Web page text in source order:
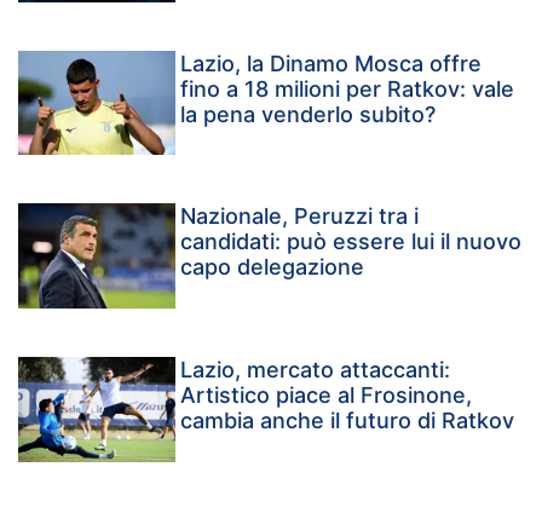
Lazio, la Dinamo Mosca offre
fino a 18 milioni per Ratkov: vale
la pena venderlo subito?
Nazionale, Peruzzi tra i
candidati: può essere lui il nuovo
capo delegazione
Lazio, mercato attaccanti:
Artistico piace al Frosinone,
cambia anche il futuro di Ratkov